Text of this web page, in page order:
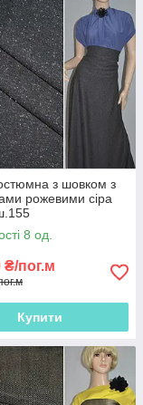
з шовком з
рожевими сіра
8 од.
₴/пог.м
Купити